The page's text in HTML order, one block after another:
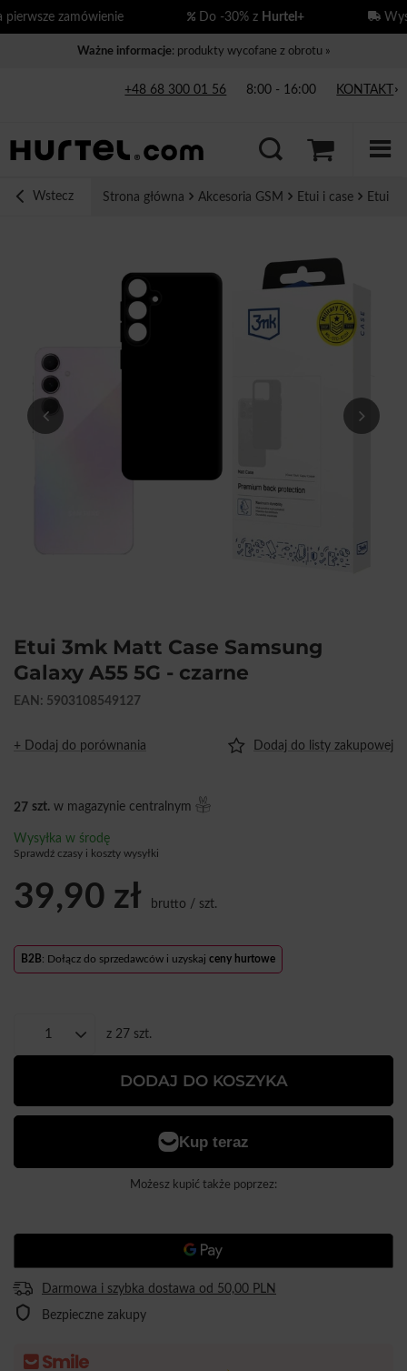
zamówienie Do -30% zHurtel+
Ważne informacje: produkty wycofane z obrotu »
+48 68 300 01 56 8:00 - 16:00 KONTAKT
Wstecz Strona główna Akcesoria GSM Etui i case Etui
Etui 3mk Matt Case Samsung
Galaxy A55 5G - czarne
EAN: 5903108549127
+ Dodaj do porównania Dodaj do listy zakupowej
27 szt. w magazynie centralnym
Wysyłka w środę
Sprawdź czasy i koszty wysyłki
39,90 zł brutto / szt.
B2B: Dołącz do sprzedawców i uzyskaj ceny hurtowe
z 27 szt.
DODAJ DO KOSZYKA
Możesz kupić także poprzez:
Darmowa i szybka dostawa od 50,00 PLN
Bezpieczne zakupy